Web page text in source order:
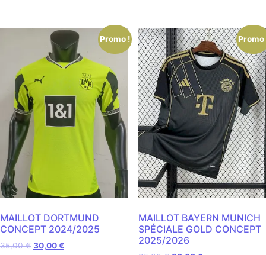
Promo !
MAILLOT DORTMUND
CONCEPT 2024/2025
35,00€ 30,00€
Promo
MAILLOT BAYERN MUNICH
SPÉCIALE GOLD CONCEPT
2025/2026